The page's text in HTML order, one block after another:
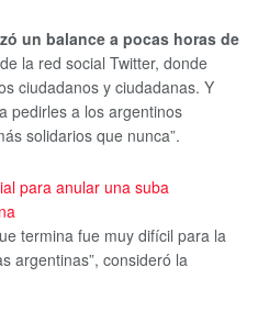
un balance a pocas horas de
la red social Twitter, donde
ciudadanos y ciudadanas. Y
pedirles a los argentinos
solidarios que nunca”.
para anular una suba
termina fue muy difícil para la
argentinas”, consideró la